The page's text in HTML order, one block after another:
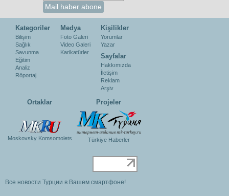
Kategoriler
Bilişim
Sağlık
Savunma
Eğitim
Analiz
Röportaj
Medya
Foto Galeri
Video Galeri
Karikatürler
Kişilikler
Yorumlar
Yazar
Sayfalar
Hakkımızda
İletişim
Reklam
Arşiv
Ortaklar
Moskovsky Komsomolets
Projeler
Türkiye Haberler
Все новости Турции в Вашем смартфоне!